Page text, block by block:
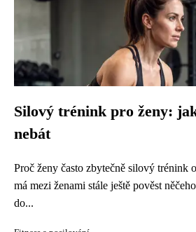
Silový trénink pro ženy:
nebát
Proč ženy často zbytečně silový trénink
má mezi ženami stále ještě pověst
do...